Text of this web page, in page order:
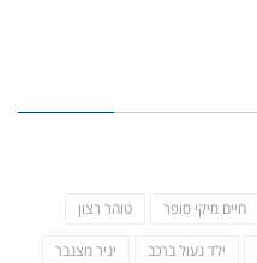
חיים מיקי סופר טוהר רצון
ילד נעול ברכב יניר מצנבר